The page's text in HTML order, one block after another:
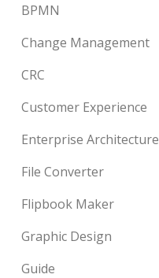
BPMN
Change Management
CRC
Customer Experience
Enterprise Architecture
File Converter
Flipbook Maker
Graphic Design
Guide